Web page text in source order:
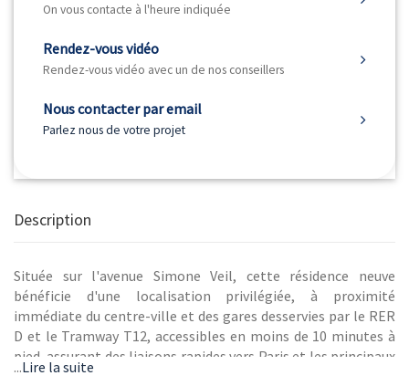
On vous contacte à l'heure indiquée
Rendez-vous vidéo
Rendez-vous vidéo avec un de nos conseillers
Nous contacter par email
Parlez nous de votre projet
Description
Située sur l'avenue Simone Veil, cette résidence neuve
bénéficie d'une localisation privilégiée, à proximité
immédiate du centre-ville et des gares desservies par le RER
D et le Tramway T12, accessibles en moins de 10 minutes à
pied, assurant des liaisons rapides vers Paris et les principaux
pôles économiques franciliens.
...Lire la suite